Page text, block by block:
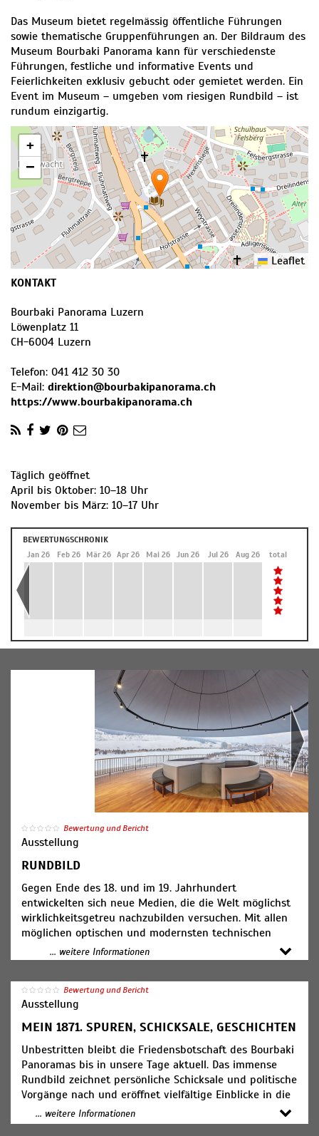
Das Museum bietet regelmässig öffentliche Führungen
sowie thematische Gruppenführungen an. Der Bildraum des
Museum Bourbaki Panorama kann für verschiedenste
Führungen, festliche und informative Events und
Feierlichkeiten exklusiv gebucht oder gemietet werden. Ein
Event im Museum – umgeben vom riesigen Rundbild – ist
rundum einzigartig.
+
−
Leaflet
KONTAKT
Bourbaki Panorama Luzern
Löwenplatz 11
CH-6004 Luzern
Telefon: 041 412 30 30
E-Mail: direktion@bourbakipanorama.ch
https://www.bourbakipanorama.ch
Täglich geöffnet
April bis Oktober: 10–18 Uhr
November bis März: 10–17 Uhr
BEWERTUNGSCHRONIK
Jan 26 Feb 26 Mär 26 Apr 26 Mai 26 Jun 26 Jul 26 Aug 26 total
Bewertung und Bericht
Ausstellung
RUNDBILD
Gegen Ende des 18. und im 19. Jahrhundert
entwickelten sich neue Medien, die die Welt möglichst
wirklichkeitsgetreu nachzubilden versuchen. Mit allen
möglichen optischen und modernsten technischen
Tricks wurde dem Publikum die Illusion vermittelt,
selber dabei zu sein: Mitten im Schlachtgetümmel
zusammen mit grossen Helden, als Augenzeuge bei der
Kreuzigung Jesu, als mutiger Bergsteiger hoch oben
auf dem stolzen Gipfel, als kreisender Vogel über der
eindrücklichen Architektur der Stadt.
Aus der allgemeinen Seh-Lust erwuchs eine eigentliche
Seh-Sucht. Eidophusikon, Stereoptikon-Zyklorama,
Zimmerpanorama-Kosmorama, Grosspanorama waren
die Sensationen der Vorkinozeit. Sie bereicherten die
Jahrmärkte oder waren – wie das Bourbaki Panorama
von Luzern – als moderne Paläste der Freizeit und des
... weitere Informationen
Bewertung und Bericht
Ausstellung
MEIN 1871. SPUREN, SCHICKSALE, GESCHICHTEN
Unbestritten bleibt die Friedensbotschaft des Bourbaki
Panoramas bis in unsere Tage aktuell. Das immense
Rundbild zeichnet persönliche Schicksale und politische
Vorgänge nach und eröffnet vielfältige Einblicke in die
Alltags-, Kunst-, Kultur- und Mediengeschichte. Es
erzählt Hunderte Geschichten rund um die
... weitere Informationen